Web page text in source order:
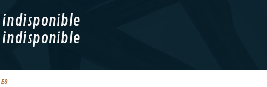
indisponible
indisponible